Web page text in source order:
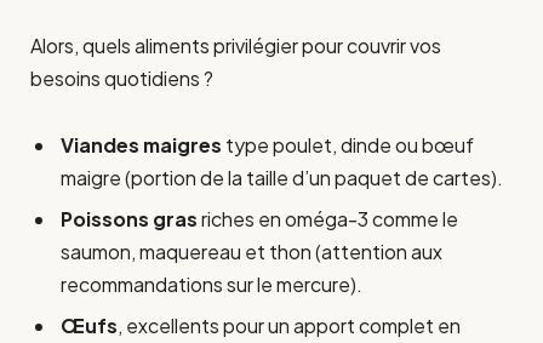
Alors, quels aliments privilégier pour couvrir vos
besoins quotidiens ?
Viandes maigres type poulet, dinde ou bœuf
maigre (portion de la taille d’un paquet de cartes).
Poissons grasriches en oméga-3 comme le
saumon, maquereau et thon (attention aux
recommandations sur le mercure).
Œufs, excellents pour un apport complet en